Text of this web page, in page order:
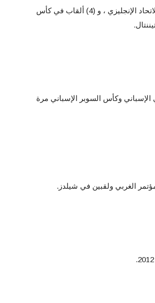
فاز اللاعب بـ (6) ألقاب في الدوري الإنجليزي ، ولقبين في كأس الاتحاد الإنجليزي ، و (4) ألقاب في كأس
الإسباني وكأس السوبر الإسباني مرة
الغربي ولقبين في شيلدز.